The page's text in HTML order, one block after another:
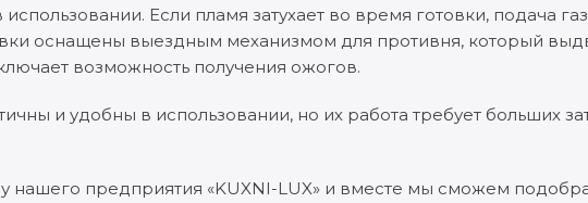
Если пламя затухает во время готовки, подача
оснащены выездным механизмом для противня, который
возможность получения ожогов.
и удобны в использовании, но их работа требует больших
нашего предприятия «KUXNI-LUX» и вместе мы сможем